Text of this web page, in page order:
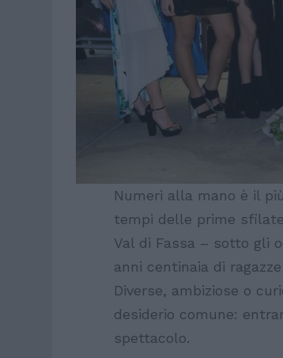
Numeri alla mano è il
tempi delle prime
Val di Fassa – sotto gli
anni centinaia di
Diverse, ambiziose o
desiderio comune:
spettacolo.